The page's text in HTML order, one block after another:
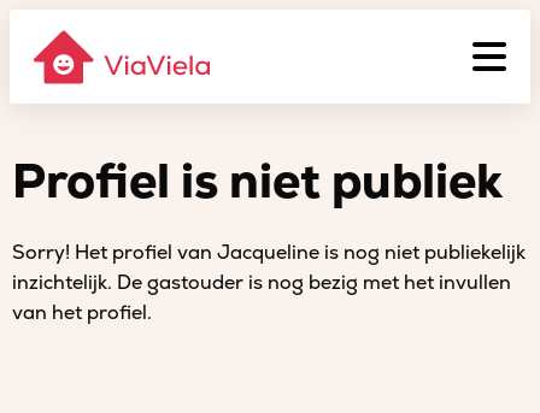
Profiel is niet publiek
Sorry! Het profiel van Jacqueline is nog niet publiekelijk
inzichtelijk. De gastouder is nog bezig met het invullen
van het profiel.